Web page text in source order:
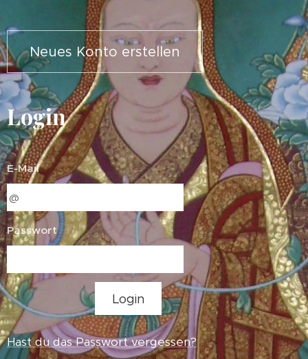
Neues Konto erstellen
Login
E-Mail
Passwort
Login
Hast du das Passwort vergessen?